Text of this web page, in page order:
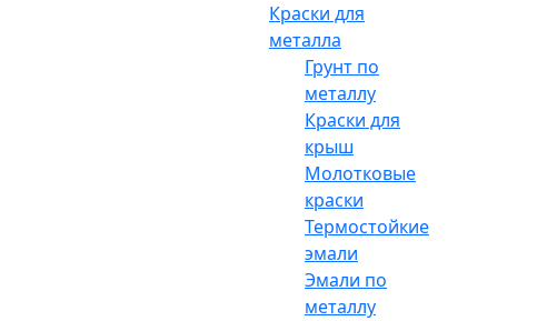
Краски для
металла
Грунт по
металлу
Краски для
крыш
Молотковые
краски
Термостойкие
эмали
Эмали по
металлу